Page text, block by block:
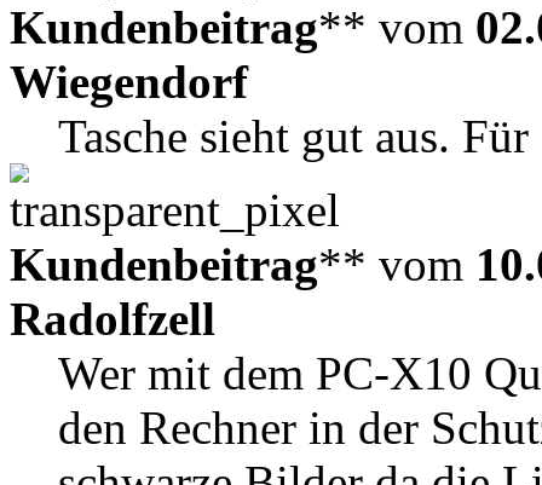
Kundenbeitrag** vom
Wiegendorf
Tasche sieht gut aus.
Kundenbeitrag** vom
Radolfzell
Wer mit dem PC-X10
den Rechner in der